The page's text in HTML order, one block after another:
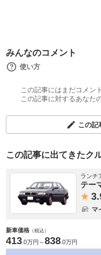
みんなのコメント
使い方
この記事にはまだコメン
この記事に対するあなた
この記
この記事に出てきたク
ランチ
テー
3.
マ
新車価格 （税込）
413.0万円 ～838.0万円